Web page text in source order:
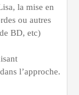
la mise en
ou autres
BD, etc)
l’approche.